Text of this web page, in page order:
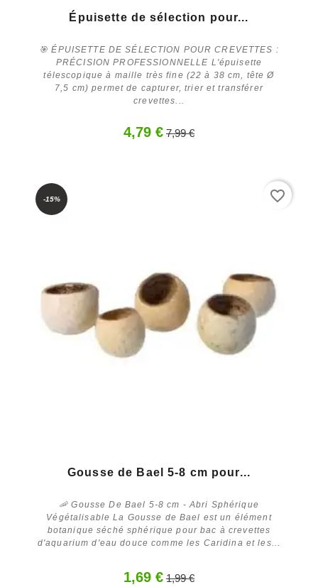
Acheter
Épuisette de sélection pour...
🎯 ÉPUISETTE DE SÉLECTION POUR CREVETTES :
PRÉCISION PROFESSIONNELLE L'épuisette
télescopique à maille très fine (22 à 38 cm, tête Ø
7,5 cm) permet de capturer, trier et transférer
crevettes...
4,79 € 7,99 €
Acheter
-15%
Gousse de Bael 5-8 cm pour...
🦐 Gousse De Bael 5-8 cm - Abri Sphérique
Végétalisable La Gousse de Bael est un élément
botanique séché sphérique pour bac à crevettes
d'aquarium d'eau douce comme les Caridina et les...
1,69 € 1,99 €
favorite_border